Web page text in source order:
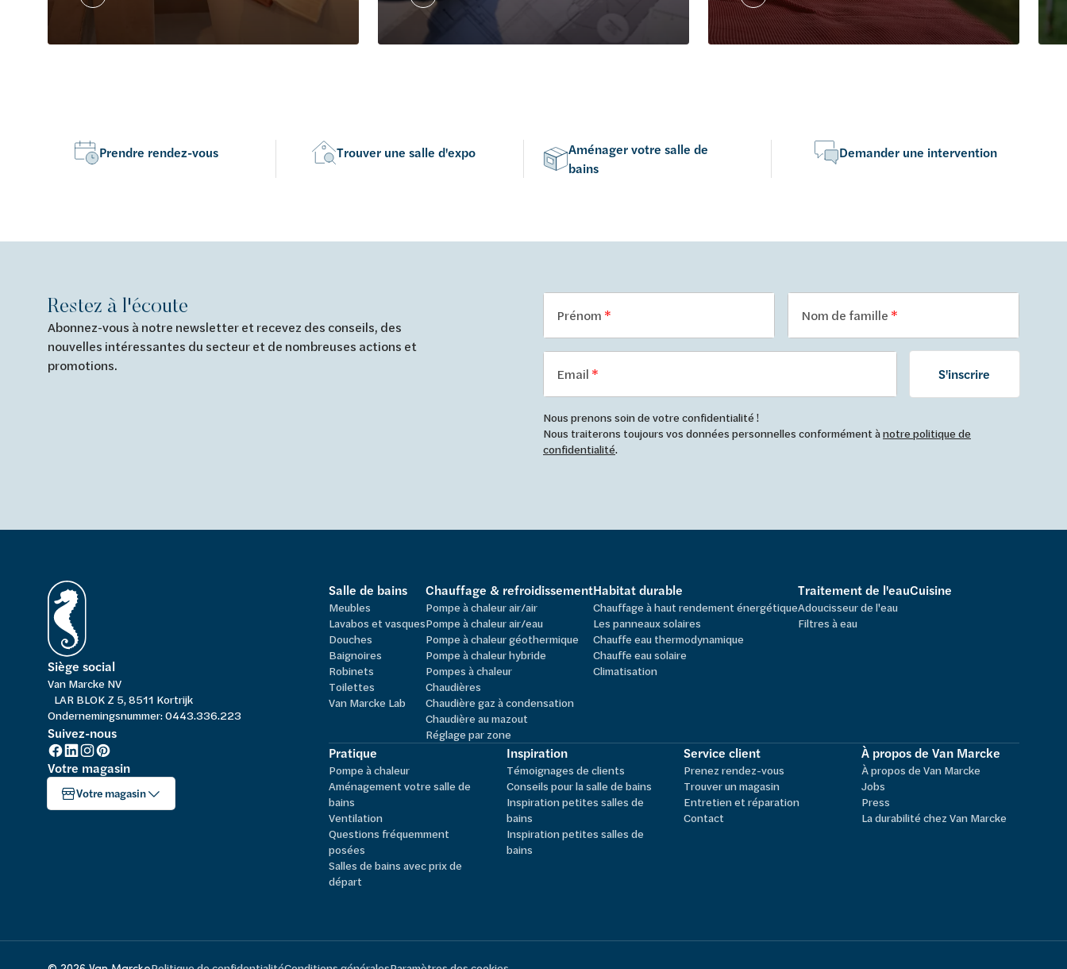
Prendre rendez-vous Trouver une salle d'expo
Aménager votre salle de
bains
Demander une intervention
Restez à l'écoute
Abonnez-vous à notre newsletter et recevez des conseils, des
nouvelles intéressantes du secteur et de nombreuses actions et
promotions.
Prénom Nom de famille
Email S'inscrire
Nous prenons soin de votre confidentialité !
Nous traiterons toujours vos données personnelles conformément ànotre politique de
confidentialité.
Siège social
Van Marcke NV
LAR BLOK Z 5, 8511 Kortrijk
Ondernemingsnummer: 0443.336.223
Suivez-nous
Votre magasin
Votre magasin
Salle de bains
Meubles
Lavabos et vasques
Douches
Baignoires
Robinets
Toilettes
Van Marcke Lab
Chauffage & refroidissement
Pompe à chaleur air/air
Pompe à chaleur air/eau
Pompe à chaleur géothermique
Pompe à chaleur hybride
Pompes à chaleur
Chaudières
Chaudière gaz à condensation
Chaudière au mazout
Réglage par zone
Habitat durable
Chauffage à haut rendement énergétique
Les panneaux solaires
Chauffe eau thermodynamique
Chauffe eau solaire
Climatisation
Traitement de l'eau
Adoucisseur de l'eau
Filtres à eau
Cuisine
Pratique
Pompe à chaleur
Aménagement votre salle de
bains
Ventilation
Questions fréquemment
posées
Salles de bains avec prix de
départ
Inspiration
Témoignages de clients
Conseils pour la salle de bains
Inspiration petites salles de
bains
Inspiration petites salles de
bains
Service client
Prenez rendez-vous
Trouver un magasin
Entretien et réparation
Contact
À propos de Van Marcke
À propos de Van Marcke
Jobs
Press
La durabilité chez Van Marcke